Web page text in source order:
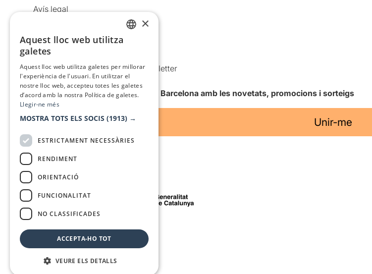
Avís legal
Política de cookies
Condicions d’ús
Comunicacions comercials i Newsletter
Anuncia’t
Vull rebre la newsletter de Teatre Barcelona amb les novetats, promocions i sorteigs
Unir-me
Amb el suport de
Mitjà de comunicació associat a
×
Aquest lloc web utilitza
galetes
Aquest lloc web utilitza galetes per millorar
l'experiència de l'usuari. En utilitzar el
nostre lloc web, accepteu totes les galetes
d’acord amb la nostra Política de galetes.
Llegir-ne més
MOSTRA TOTS ELS SOCIS (1913) →
ESTRICTAMENT NECESSÀRIES
RENDIMENT
ORIENTACIÓ
FUNCIONALITAT
NO CLASSIFICADES
ACCEPTA-HO TOT
VEURE ELS DETALLS